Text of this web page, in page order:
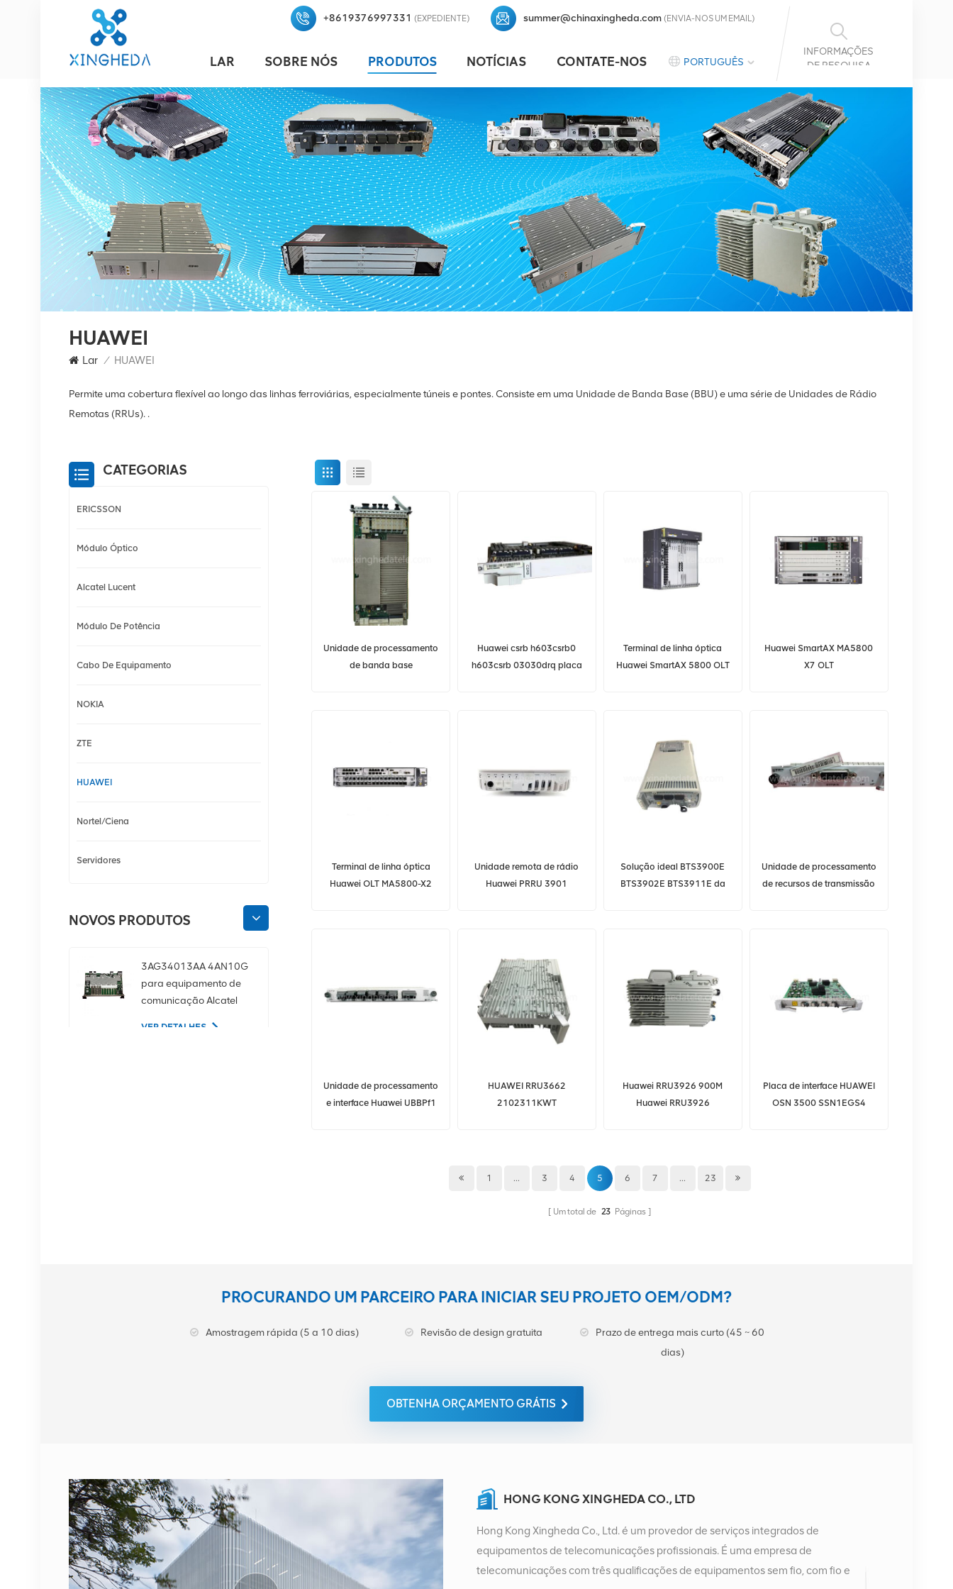
INFORMAÇÕES
DE PESQUISA
+8619376997331 (EXPEDIENTE) summer@chinaxingheda.com (ENVIA-NOS UM EMAIL)
LAR SOBRE NÓS PRODUTOS NOTÍCIAS CONTATE-NOS PORTUGUÊS
HUAWEI
Lar / HUAWEI
Permite uma cobertura flexível ao longo das linhas ferroviárias, especialmente túneis e pontes. Consiste em uma Unidade de Banda Base (BBU) e uma série de Unidades de Rádio
Remotas (RRUs). .
Unidade de processamento
de banda base
Huawei csrb h603csrb0
h603csrb 03030drq placa
Terminal de linha óptica
Huawei SmartAX 5800 OLT
Huawei SmartAX MA5800
X7 OLT
Terminal de linha óptica
Huawei OLT MA5800-X2
Unidade remota de rádio
Huawei PRRU 3901
Solução ideal BTS3900E
BTS3902E BTS3911E da
Unidade de processamento
de recursos de transmissão
Unidade de processamento
e interface Huawei UBBPf1
HUAWEI RRU3662
2102311KWT
Huawei RRU3926 900M
Huawei RRU3926
Placa de interface HUAWEI
OSN 3500 SSN1EGS4
1 ... 3 4 5 6 7 ... 23
Um total de 23 Páginas
CATEGORIAS
ERICSSON
Módulo Óptico
Alcatel Lucent
Módulo De Potência
Cabo De Equipamento
NOKIA
ZTE
HUAWEI
Nortel/Ciena
Servidores
NOVOS PRODUTOS
3AG34013AA 4AN10G
para equipamento de
comunicação Alcatel
VER DETALHES
AHEGC 474914A
1662SMC 3AL98324AA
SYNTH4V2 para
equipamentos de
comunicação Alcatel
Lucent
VER DETALHES
PROCURANDO UM PARCEIRO PARA INICIAR SEU PROJETO OEM/ODM?
Amostragem rápida (5 a 10 dias) Revisão de design gratuita
Prazo de entrega mais curto (45 ~ 60
dias)
OBTENHA ORÇAMENTO GRÁTIS
HONG KONG XINGHEDA CO., LTD
Hong Kong Xingheda Co., Ltd. é um provedor de serviços integrados de
equipamentos de telecomunicações profissionais. É uma empresa de
telecomunicações com três qualificações de equipamentos sem fio, com fio e